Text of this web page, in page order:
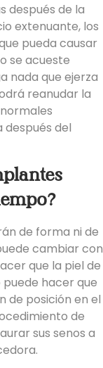
después de la
extenuante, los
pueda causar
se acueste
nada que ejerza
reanudar la
del
de forma ni de
cambiar con
que la piel de
puede hacer que
de posición en el
de
sus senos a